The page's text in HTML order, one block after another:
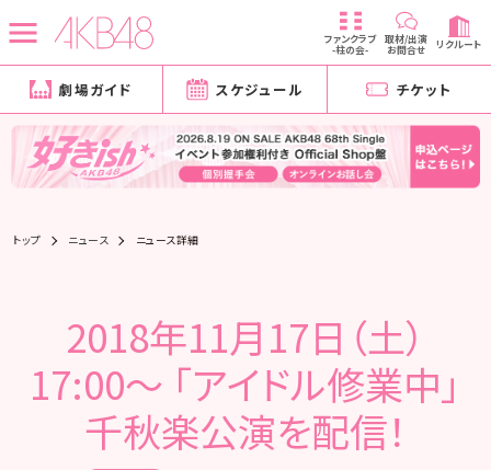
ファンクラブ
-柱の会-
取材/出演
お問合せ リクルート
劇場ガイド スケジュール チケット
トップ ニュース ニュース詳細
2018年11月17日（土）
17:00～ 「アイドル修業中」
千秋楽公演を配信！